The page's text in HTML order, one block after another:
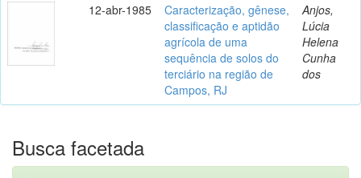
12-abr-1985
Caracterização, gênese,
classificação e aptidão
agrícola de uma
sequência de solos do
terciário na região de
Campos, RJ
Anjos,
Lúcia
Helena
Cunha
dos
Busca facetada